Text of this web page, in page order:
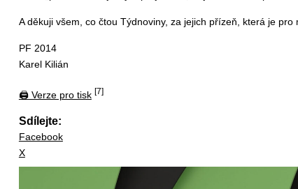
A děkuji všem, co čtou Týdnoviny, za jejich přízeň, která je
PF 2014
Karel Kilián
🖨 Verze pro tisk [7]
Sdílejte:
Facebook
X